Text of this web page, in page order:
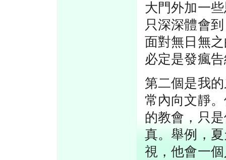
大門外加一
只深深體會
面對無日無
必定是發瘋
第二個是我
常內向文靜
的教會，只
真。舉例，
視，他會一